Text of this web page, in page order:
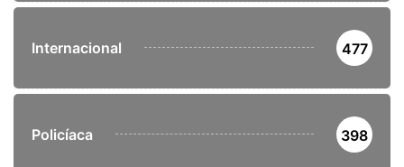
Internacional 477
Policíaca 398